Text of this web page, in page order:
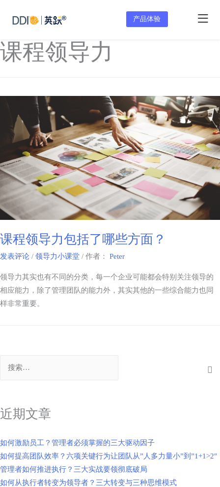
产品体验
课程领导力
课程领导力包括了哪些方面？
发表评论 / 领导力小课堂 / 作者： Peter
领导力其实也有不同的分类，每一个企业可能都会特别关注领导的
相应能力，除了管理团队的能力外，其实其他的一些综合能力也同
样非常重要。
近期文章
如何激励员工？管理者必须掌握的三大驱动因子
如何提高团队效率？六项关键行为让团队从”人多力量小”到”1+1>2″
管理者如何推进执行？三大实战要领彻底破局
如何从执行者转变为领导者？三大转变与三种思维模式